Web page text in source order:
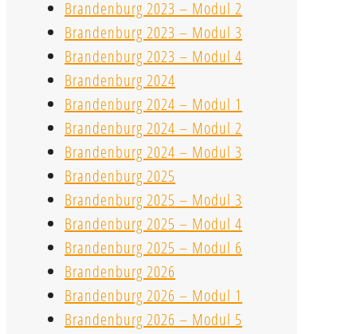
Brandenburg 2023 – Modul 2
Brandenburg 2023 – Modul 3
Brandenburg 2023 – Modul 4
Brandenburg 2024
Brandenburg 2024 – Modul 1
Brandenburg 2024 – Modul 2
Brandenburg 2024 – Modul 3
Brandenburg 2025
Brandenburg 2025 – Modul 3
Brandenburg 2025 – Modul 4
Brandenburg 2025 – Modul 6
Brandenburg 2026
Brandenburg 2026 – Modul 1
Brandenburg 2026 – Modul 5